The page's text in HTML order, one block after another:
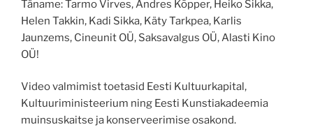
Täname: Tarmo Virves, Andres Kõpper, Heiko Sikka,
Helen Takkin, Kadi Sikka, Käty Tarkpea, Karlis
Jaunzems, Cineunit OÜ, Saksavalgus OÜ, Alasti Kino
OÜ!
Video valmimist toetasid Eesti Kultuurkapital,
Kultuuriministeerium ning Eesti Kunstiakadeemia
muinsuskaitse ja konserveerimise osakond.